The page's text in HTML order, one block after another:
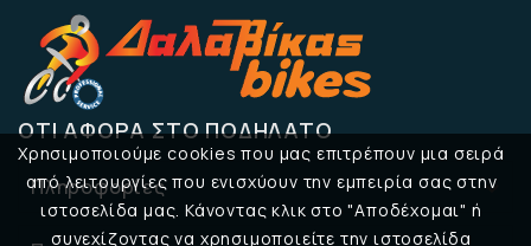
Χρησιμοποιούμε cookies που μας επιτρέπουν μια σειρά
από λειτουργίες που ενισχύουν την εμπειρία σας στην
ιστοσελίδα μας. Κάνοντας κλικ στο "Αποδέχομαι" ή
συνεχίζοντας να χρησιμοποιείτε την ιστοσελίδα
ΌΤΙ ΑΦΟΡΆ ΣΤΟ ΠΟΔΉΛΑΤΟ
Πληροφορίες 